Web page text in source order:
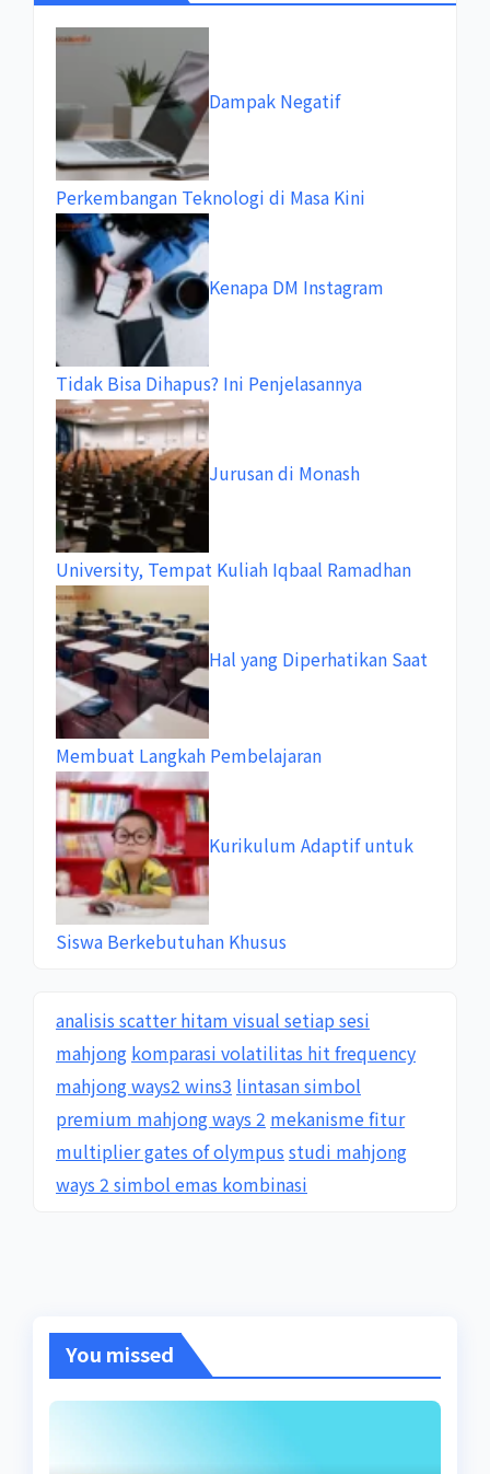
Dampak Negatif
Perkembangan Teknologi di Masa Kini
Kenapa DM Instagram
Tidak Bisa Dihapus? Ini Penjelasannya
Jurusan di Monash
University, Tempat Kuliah Iqbaal Ramadhan
Hal yang Diperhatikan Saat
Membuat Langkah Pembelajaran
Kurikulum Adaptif untuk
Siswa Berkebutuhan Khusus
analisis scatter hitam visual setiap sesi
mahjong komparasi volatilitas hit frequency
mahjong ways2 wins3 lintasan simbol
premium mahjong ways 2 mekanisme fitur
multiplier gates of olympus studi mahjong
ways 2 simbol emas kombinasi
You missed